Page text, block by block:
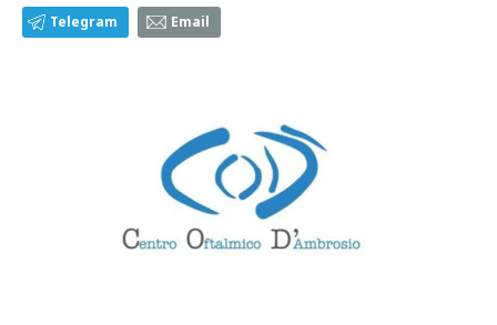
Telegram Email